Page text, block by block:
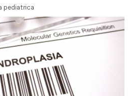
pediatrica